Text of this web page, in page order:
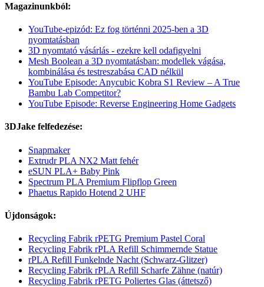
Magazinunkból:
YouTube-epizód: Ez fog történni 2025-ben a 3D
nyomtatásban
3D nyomtató vásárlás - ezekre kell odafigyelni
Mesh Boolean a 3D nyomtatásban: modellek vágása,
kombinálása és testreszabása CAD nélkül
YouTube Episode: Anycubic Kobra S1 Review – A True
Bambu Lab Competitor?
YouTube Episode: Reverse Engineering Home Gadgets
3DJake felfedezése:
Snapmaker
Extrudr PLA NX2 Matt fehér
eSUN PLA+ Baby Pink
Spectrum PLA Premium Flipflop Green
Phaetus Rapido Hotend 2 UHF
Újdonságok:
Recycling Fabrik rPETG Premium Pastel Coral
Recycling Fabrik rPLA Refill Schimmernde Statue
rPLA Refill Funkelnde Nacht (Schwarz-Glitzer)
Recycling Fabrik rPLA Refill Scharfe Zähne (natúr)
Recycling Fabrik rPETG Poliertes Glas (áttetsző)